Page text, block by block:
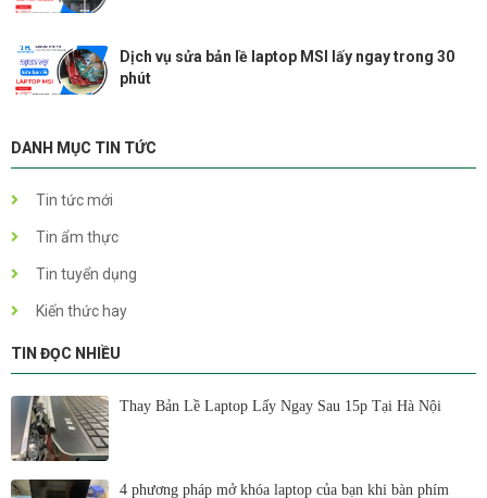
Dịch vụ sửa bản lề laptop MSI lấy ngay trong 30
phút
DANH MỤC TIN TỨC
Tin tức mới
Tin ẩm thực
Tin tuyển dụng
Kiến thức hay
TIN ĐỌC NHIỀU
Thay Bản Lề Laptop Lấy Ngay Sau 15p Tại Hà Nội
4 phương pháp mở khóa laptop của bạn khi bàn phím